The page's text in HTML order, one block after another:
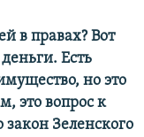
в правах? Вот
Есть
но это
это вопрос к
закон Зеленского